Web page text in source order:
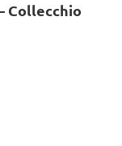
Collecchio